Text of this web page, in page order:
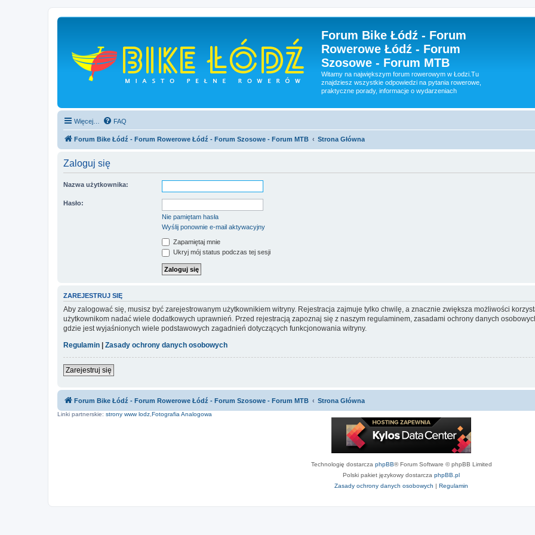
Forum Bike Łódź - Forum
Rowerowe Łódź - Forum
Szosowe - Forum MTB
Witamy na największym forum rowerowym w Łodzi.Tu
znajdziesz wszystkie odpowiedzi na pytania rowerowe,
praktyczne porady, informacje o wydarzeniach
Więcej… FAQ
Forum Bike Łódź - Forum Rowerowe Łódź - Forum Szosowe - Forum MTB Strona Główna
Zaloguj się
Nazwa użytkownika:
Hasło:
Nie pamiętam hasła
Wyślij ponownie e-mail aktywacyjny
Zapamiętaj mnie
Ukryj mój status podczas tej sesji
ZAREJESTRUJ SIĘ
Aby zalogować się, musisz być zarejestrowanym użytkownikiem witryny. Rejestracja zajmuje tylko chwilę, a znacznie zwiększa możliwości
użytkownikom nadać wiele dodatkowych uprawnień. Przed rejestracją zapoznaj się z naszym regulaminem, zasadami ochrony danych
gdzie jest wyjaśnionych wiele podstawowych zagadnień dotyczących funkcjonowania witryny.
Regulamin
Zasady ochrony danych osobowych
Zarejestruj się
Forum Bike Łódź - Forum Rowerowe Łódź - Forum Szosowe - Forum MTB Strona Główna
Linki partnerskie: strony www lodz,Fotografia Analogowa
Technologię dostarcza phpBB® Forum Software © phpBB Limited
Polski pakiet językowy dostarcza phpBB.pl
Zasady ochrony danych osobowych | Regulamin